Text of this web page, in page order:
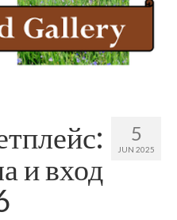
5
JUN 2025
и вход